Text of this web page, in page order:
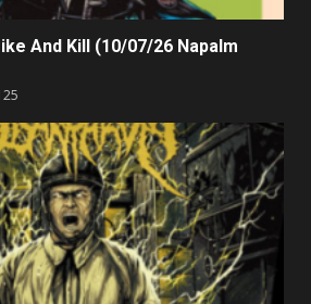
And Kill (10/07/26 Napalm